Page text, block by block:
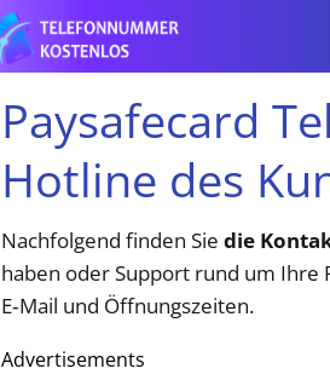
Paysafecard
Hotline des
Nachfolgend finden Sie die
haben oder Support rund um Ihre
E‑Mail und Öffnungszeiten.
Advertisements